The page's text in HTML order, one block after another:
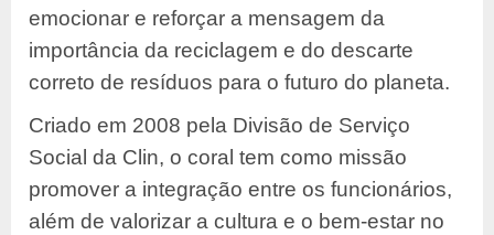
emocionar e reforçar a mensagem da
importância da reciclagem e do descarte
correto de resíduos para o futuro do planeta.
Criado em 2008 pela Divisão de Serviço
Social da Clin, o coral tem como missão
promover a integração entre os funcionários,
além de valorizar a cultura e o bem-estar no